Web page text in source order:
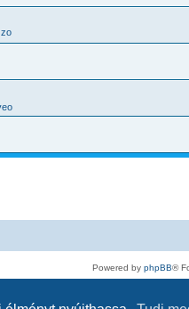
Powered by phpBB®